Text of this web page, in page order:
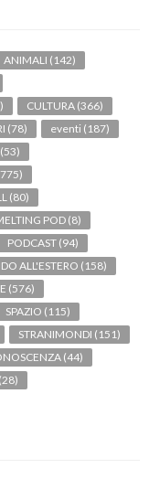
ANIMALI (142)
CULTURA (366)
(78) eventi (187)
(53)
(80)
POD(8)
PODCAST (94)
ALL'ESTERO (158)
(576)
SPAZIO (115)
STRANIMONDI (151)
(44)
(28)